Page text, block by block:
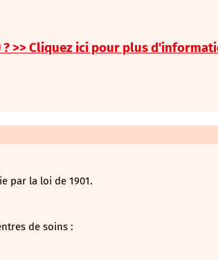
>> Cliquezici pour plus
par la loi de 1901.
de soins :